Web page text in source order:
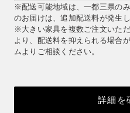
※配送可能地域は、一都三県の
のお届けは、追加配送料が発生し
※大きい家具を複数ご注文いた
より、配送料を抑えられる場合
ムよりご相談ください。
詳細を